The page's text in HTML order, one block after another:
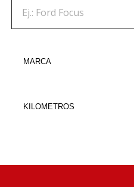
Ej.: Ford Focus